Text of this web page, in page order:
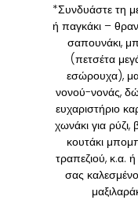
*Συνδυάστε τη
ή παγκάκι –
σαπουνάκι,
(πετσέτα
εσώρουχα),
νονού-νονάς,
ευχαριστήριο
χωνάκι για ρύζι,
κουτάκι
τραπεζιού, κ.α.
σας